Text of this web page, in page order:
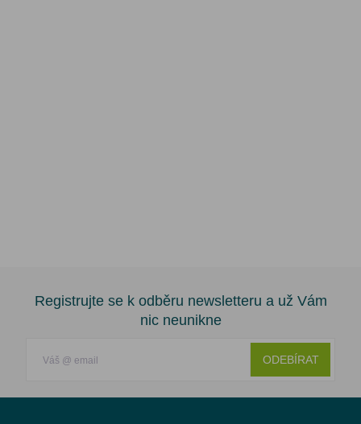
Registrujte se k odběru newsletteru a už Vám
nic neunikne
ODEBÍRAT